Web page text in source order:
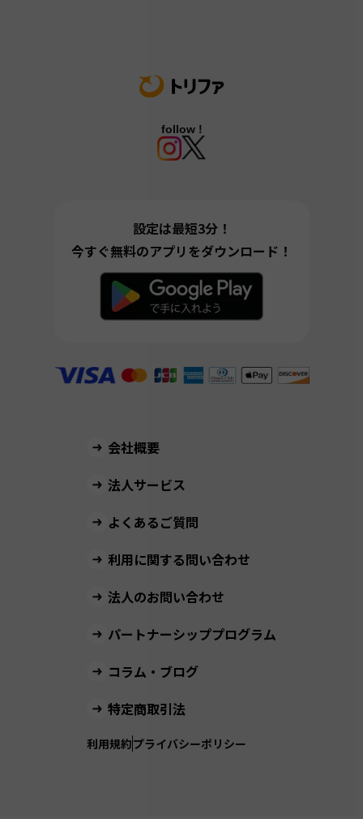
follow !
設定は最短3分！
今すぐ無料のアプリをダウンロード！
会社概要
法人サービス
よくあるご質問
利用に関する問い合わせ
法人のお問い合わせ
パートナーシッププログラム
コラム・ブログ
特定商取引法
利用規約プライバシーポリシー